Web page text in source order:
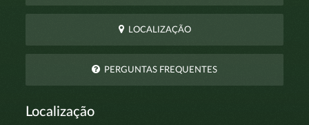
LOCALIZAÇÃO
PERGUNTAS FREQUENTES
Localização